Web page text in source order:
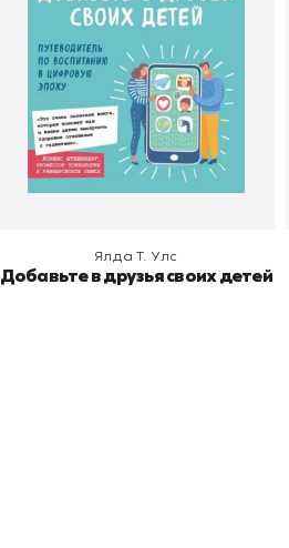
Издательство
В корзину
Ялда Т. Улс
Добавьте в друзья своих детей